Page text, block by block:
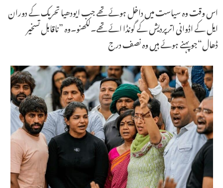
اس وقت وہ سیاست میں داخل ہوئے تھے جب ایودھیا تحریک کے دوران
ایل کے اڈوانی اترپردیش کے گونڈا ائے تھے۔لکھنو۔وہ ”ناقابل تسخیر
ڈھال“جو پہنے ہوئے ہیں وہ نصف درج